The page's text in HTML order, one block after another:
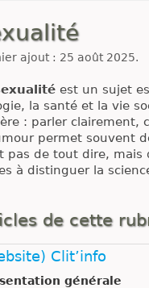
ajout : 25 août 2025.
est un sujet
la santé et la vie
: parler clairement,
permet souvent
pas de tout dire, mais
à distinguer la
de cette
Clit’info
générale